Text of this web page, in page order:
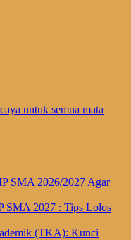
SMA 2026/2027 Agar
SMA 2027 : Tips Lolos
(TKA): Kunci